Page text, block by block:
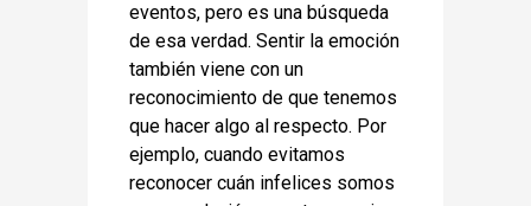
eventos, pero es una búsqueda
de esa verdad. Sentir la emoción
también viene con un
reconocimiento de que tenemos
que hacer algo al respecto. Por
ejemplo, cuando evitamos
reconocer cuán infelices somos